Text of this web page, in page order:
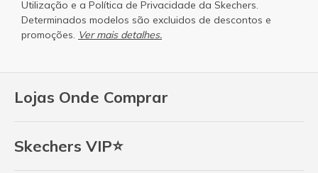
Lojas Onde Comprar
Skechers VIP⭐
Utilização e a Política de Privacidade da Skechers.
Determinados modelos são excluidos de descontos e
promoções. Ver mais detalhes.